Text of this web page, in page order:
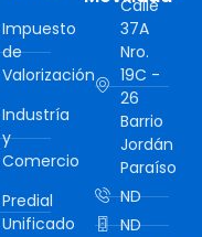
Impuesto
de
Valorización
Industría
y
Comercio
Predial
Unificado
Calle
37A
Nro.
19C -
26
Barrio
Jordán
Paraíso
ND
ND